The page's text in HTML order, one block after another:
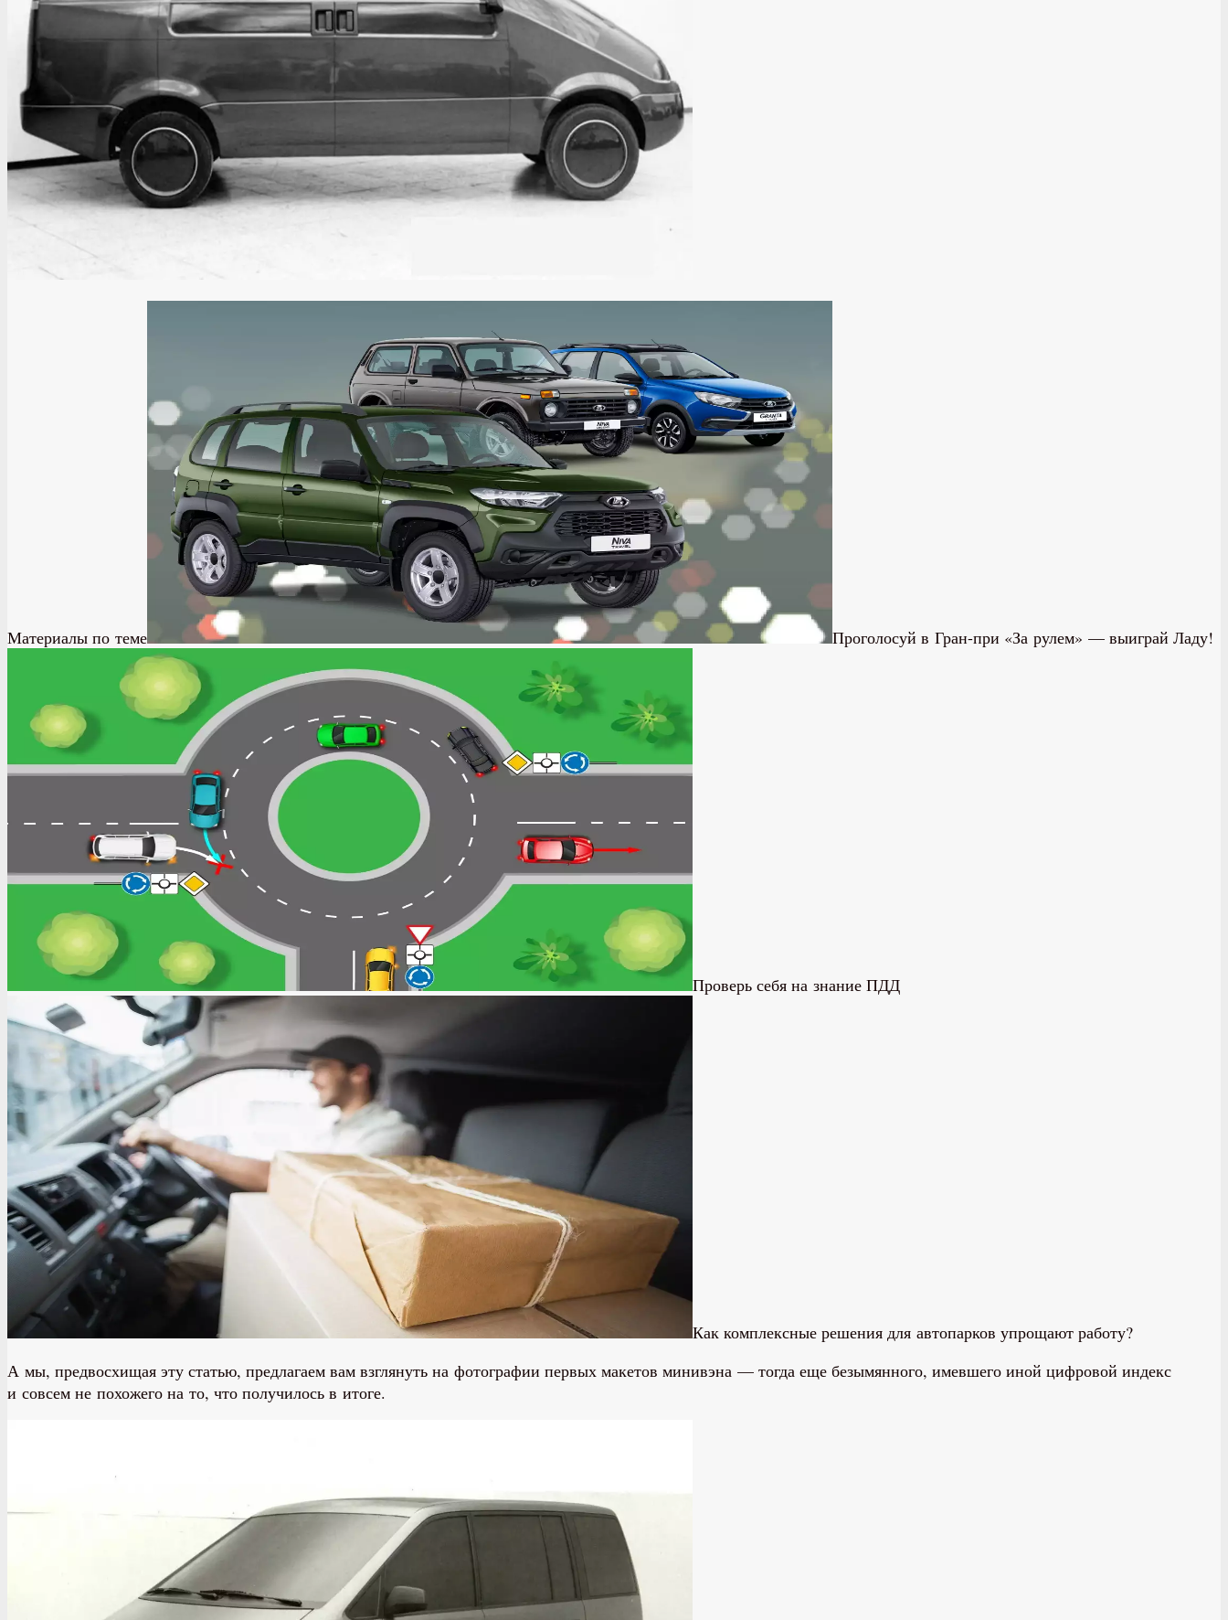
Материалы по теме Проголосуй в Гран-при «За рулем» — выиграй Ладу!
Проверь себя на знание ПДД
Как комплексные решения для автопарков упрощают работу?
А мы, предвосхищая эту статью, предлагаем вам взглянуть на фотографии первых макетов минивэна — тогда еще безымянного, имевшего иной цифровой индекс
и совсем не похожего на то, что получилось в итоге.